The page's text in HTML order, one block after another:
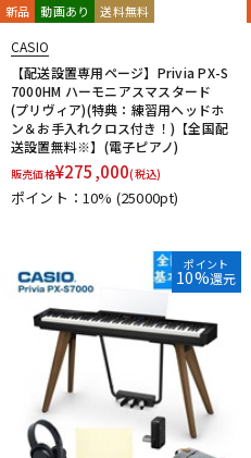
新品 動画あり 送料無料
CASIO
【配送設置専用ページ】Privia PX-S
7000HM ハーモニアスマスタード
(プリヴィア)(特典：練習用ヘッドホ
ン＆お手入れクロス付き！)【全国配
送設置無料※】(電子ピアノ)
販売価格¥275,000(税込)
ポイント：10% (25000pt)
ポイント
10%還元